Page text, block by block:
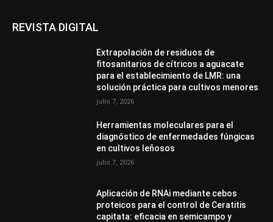
REVISTA DIGITAL
Extrapolación de residuos de
fitosanitarios de cítricos a aguacate
para el establecimiento de LMR: una
solución práctica para cultivos menores
julio 7, 2026
Herramientas moleculares para el
diagnóstico de enfermedades fúngicas
en cultivos leñosos
julio 7, 2026
Aplicación de RNAi mediante cebos
proteicos para el control de Ceratitis
capitata: eficacia en semicampo y